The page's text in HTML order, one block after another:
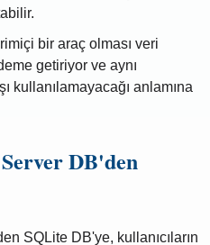
bir araç olması veri
getiriyor ve aynı
kullanılamayacağı anlamına
DB'den
SQLite DB'ye, kullanıcıların